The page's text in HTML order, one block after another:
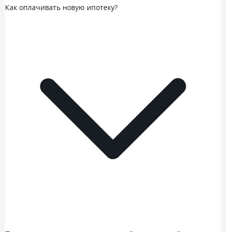
Как оплачивать новую ипотеку?